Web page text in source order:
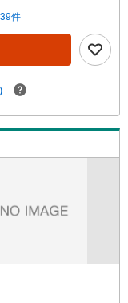
間がかからず、すぐ
れます。◆ご予約に
い。（もちろん当日
や内覧（居住中物
ムーズなご案内が可
へのお迎え・最寄駅
等でお待ち合わせな
条件をお伝え頂けま
用意して参ります。
ていただきます。
件